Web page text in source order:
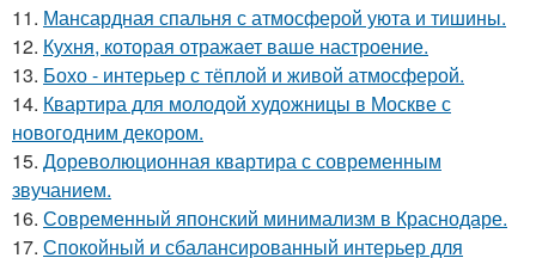
11. Мансардная спальня с атмосферой уюта и тишины.
12. Кухня, которая отражает ваше настроение.
13. Бохо - интерьер с тёплой и живой атмосферой.
14. Квартира для молодой художницы в Москве с
новогодним декором.
15. Дореволюционная квартира с современным
звучанием.
16. Современный японский минимализм в Краснодаре.
17. Спокойный и сбалансированный интерьер для